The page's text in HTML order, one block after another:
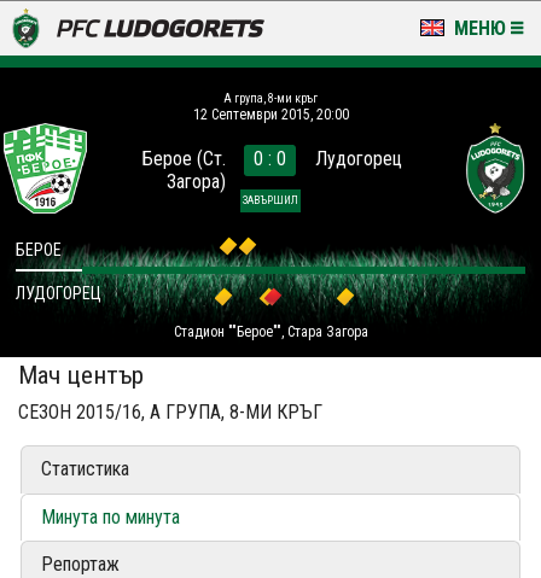
МЕНЮ
LUDOGORETS TV
НА ТЕРЕНА
СТАДИОН & БАЗИ
КЛУБ
ЗА ФЕНОВЕ
A група, 8-ми кръг
12 Септември 2015, 20:00
Берое (Ст.
Загора)
0 : 0
ЗАВЪРШИЛ
Лудогорец
Стадион ""Берое"", Стара Загора
БЕРОЕ
ЛУДОГОРЕЦ
Мач център
СЕЗОН 2015/16, A ГРУПА, 8-МИ КРЪГ
Статистика
Минута по минута
Репортаж